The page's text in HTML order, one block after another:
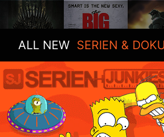
ALL NEW SERIEN &